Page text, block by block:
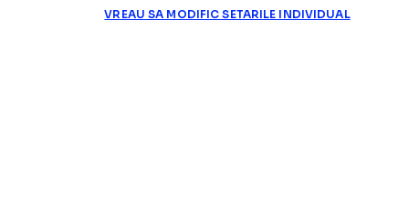
VREAU SA MODIFIC SETARILE INDIVIDUAL